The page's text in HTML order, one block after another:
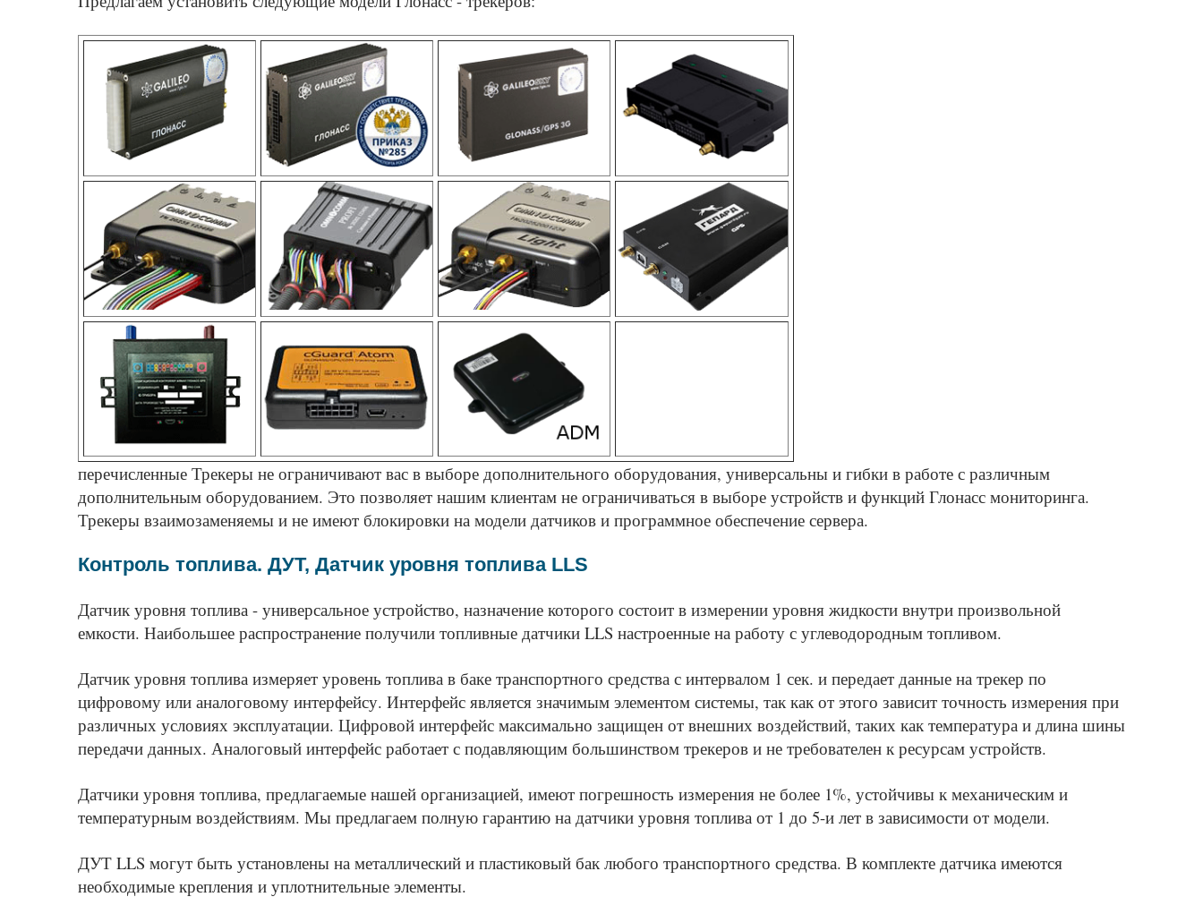
перечисленные Трекеры не ограничивают вас в выборе дополнительного оборудования, универсальны и гибки в работе с различным
дополнительным оборудованием. Это позволяет нашим клиентам не ограничиваться в выборе устройств и функций Глонасс мониторинга.
Трекеры взаимозаменяемы и не имеют блокировки на модели датчиков и программное обеспечение сервера.
Контроль топлива. ДУТ, Датчик уровня топлива LLS
Датчик уровня топлива - универсальное устройство, назначение которого состоит в измерении уровня жидкости внутри произвольной
емкости. Наибольшее распространение получили топливные датчики LLS настроенные на работу с углеводородным топливом.
Датчик уровня топлива измеряет уровень топлива в баке транспортного средства с интервалом 1 сек. и передает данные на трекер по
цифровому или аналоговому интерфейсу. Интерфейс является значимым элементом системы, так как от этого зависит точность измерения при
различных условиях эксплуатации. Цифровой интерфейс максимально защищен от внешних воздействий, таких как температура и длина шины
передачи данных. Аналоговый интерфейс работает с подавляющим большинством трекеров и не требователен к ресурсам устройств.
Датчики уровня топлива, предлагаемые нашей организацией, имеют погрешность измерения не более 1%, устойчивы к механическим и
температурным воздействиям. Мы предлагаем полную гарантию на датчики уровня топлива от 1 до 5-и лет в зависимости от модели.
ДУТ LLS могут быть установлены на металлический и пластиковый бак любого транспортного средства. В комплекте датчика имеются
необходимые крепления и уплотнительные элементы.